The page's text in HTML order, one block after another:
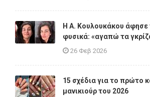
Η A. Κουλουκάκου άφησε
φυσικά: «αγαπώ τα
26 Φεβ 2026
15 σχέδια για το πρώτο
μανικιούρ του 2026